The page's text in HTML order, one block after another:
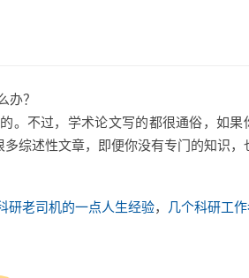
办？
。不过，学术论文写的都很通俗，如果
综述性文章，即便你没有专门的知识，
老司机的一点人生经验， 几个科研工